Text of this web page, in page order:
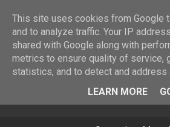
This site uses cookies from Google
and to analyze traffic. Your IP
shared with Google along with
metrics to ensure quality of service,
statistics, and to detect and address
LEARN MORE